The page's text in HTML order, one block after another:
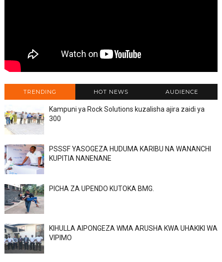
TRENDING HOT NEWS AUDIENCE
Kampuni ya Rock Solutions kuzalisha ajira zaidi ya
300
PSSSF YASOGEZA HUDUMA KARIBU NA WANANCHI
KUPITIA NANENANE
PICHA ZA UPENDO KUTOKA BMG.
KIHULLA AIPONGEZA WMA ARUSHA KWA UHAKIKI WA
VIPIMO